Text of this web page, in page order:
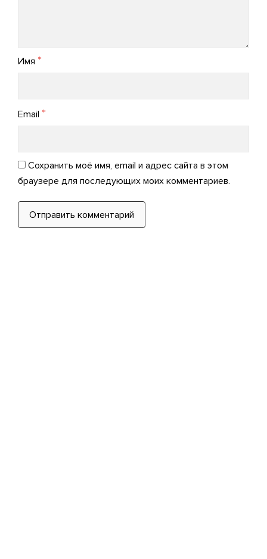
Имя *
Email *
Сохранить моё имя, email и адрес сайта в этом
браузере для последующих моих комментариев.